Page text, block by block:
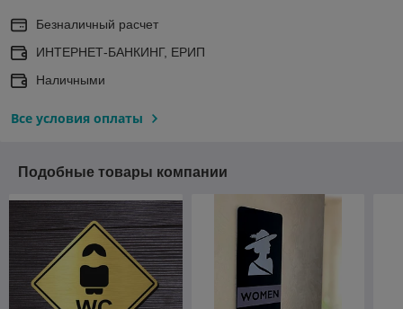
Безналичный расчет
ИНТЕРНЕТ-БАНКИНГ, ЕРИП
Наличными
Все условия оплаты
Подобные товары компании